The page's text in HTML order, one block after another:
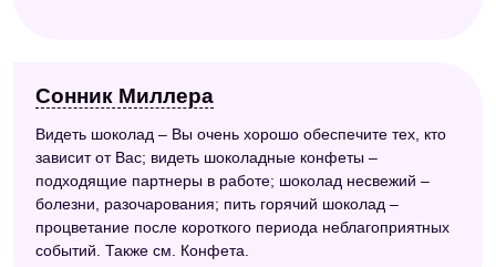
Сонник Миллера
Видеть шоколад – Вы очень хорошо обеспечите тех, кто
зависит от Вас; видеть шоколадные конфеты –
подходящие партнеры в работе; шоколад несвежий –
болезни, разочарования; пить горячий шоколад –
процветание после короткого периода неблагоприятных
событий. Также см. Конфета.